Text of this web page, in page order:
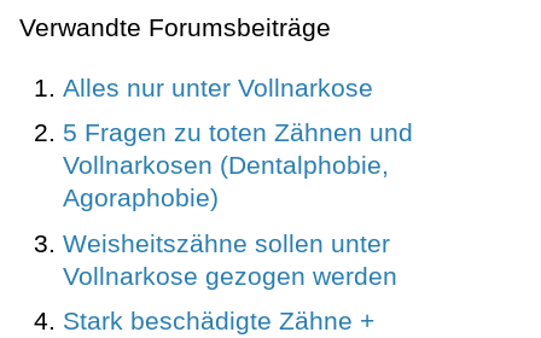
Verwandte Forumsbeiträge
Alles nur unter Vollnarkose
5 Fragen zu toten Zähnen und
Vollnarkosen (Dentalphobie,
Agoraphobie)
Weisheitszähne sollen unter
Vollnarkose gezogen werden
Stark beschädigte Zähne +